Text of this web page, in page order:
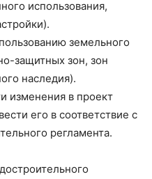
использования,
земельного
защитных зон, зон
наследия).
изменения в проект
его в соответствие с
регламента.